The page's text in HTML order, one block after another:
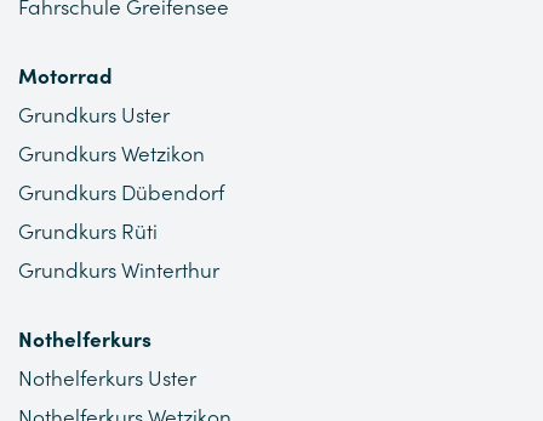
Fahrschule Greifensee
Motorrad
Grundkurs Uster
Grundkurs Wetzikon
Grundkurs Dübendorf
Grundkurs Rüti
Grundkurs Winterthur
Nothelferkurs
Nothelferkurs Uster